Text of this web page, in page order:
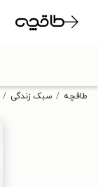
طاقچه سبک زندگی